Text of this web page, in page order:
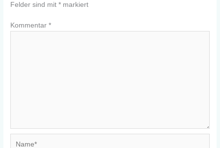
Felder sind mit* markiert
Kommentar*